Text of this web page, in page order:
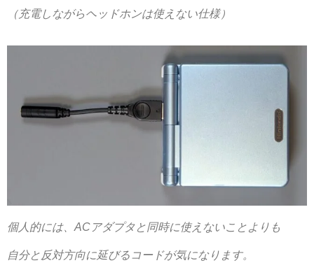
（充電しながらヘッドホンは使えない仕様）
個人的には、ACアダプタと同時に使えないことよりも
自分と反対方向に延びるコードが気になります。